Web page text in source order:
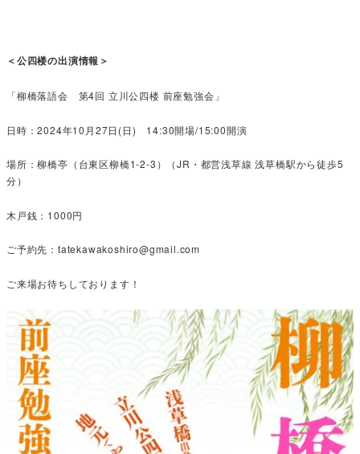
＜公四楼の出演情報＞
「柳橋落語会 第4回 立川公四楼 前座勉強会」
日時：2024年10月27日(日) 14:30開場/15:00開演
場所：柳橋亭（台東区柳橋1-2-3）（JR・都営浅草線 浅草橋駅から徒歩5
分）
木戸銭：1000円
ご予約先：tatekawakoshiro@gmail.com
ご来場お待ちしております！